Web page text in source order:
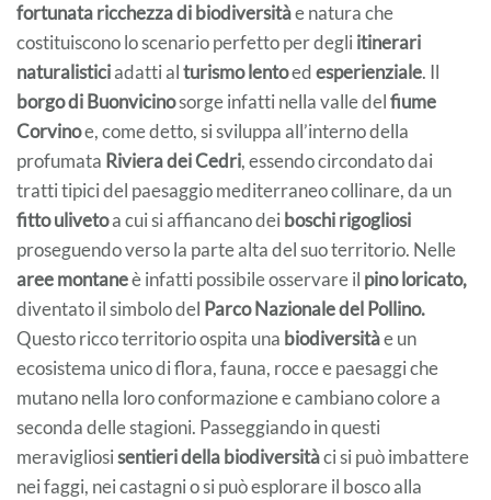
fortunata ricchezza di biodiversitàe natura che
costituiscono lo scenario perfetto per degli itinerari
naturalisticiadatti alturismo lentoedesperienziale. Il
borgo di Buonvicinosorge infatti nella valle delfiume
Corvinoe, come detto, si sviluppa all’interno della
profumata Riviera dei Cedri, essendo circondato dai
tratti tipici del paesaggio mediterraneo collinare, da un
fitto ulivetoa cui si affiancano dei boschi rigogliosi
proseguendo verso la parte alta del suo territorio. Nelle
aree montaneè infatti possibile osservare il pino loricato,
diventato il simbolo del Parco Nazionale del Pollino.
Questo ricco territorio ospita una biodiversitàe un
ecosistema unico di flora, fauna, rocce e paesaggi che
mutano nella loro conformazione e cambiano colore a
seconda delle stagioni. Passeggiando in questi
meravigliosisentieri della biodiversitàci si può imbattere
nei faggi, nei castagni o si può esplorare il bosco alla